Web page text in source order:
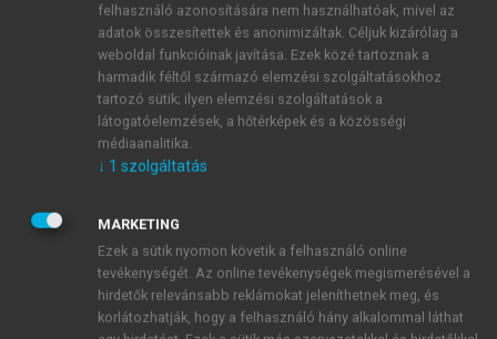
Az egyensúly a közgazdaságtan egyik legfontosabb
fogalma. Ennek bizonyítéka a mikro- és
makroökonómiai modellek hatalmas tárháza is. Még
ha ezt az állapotot nem is érjük el soha, mégis fontos
támpontot jelent a mindenkori gazdasági helyzet
értékeléséhez. A játékelméletben sincs ez másképpen.
egyensúlya stratégiák egy kitüntetett
kombinációja. Egyensúlyi helyzetben egyik játékos
sem érez késztetést arra, hogy döntését
megváltoztassa. Elképzelhető ugyan, hogy korábbi
döntésének felülbírálásával és módosításával akár
javítani is tudna helyzetén, de ez a többi játékos egy
felhasználó azonosítására nem használhatóak, mivel az
adatok összesítettek és anonimizáltak. Céljuk kizárólag a
weboldal funkcióinak javítása. Ezek közé tartoznak a
harmadik féltől származó elemzési szolgáltatásokhoz
tartozó sütik; ilyen elemzési szolgáltatások a
látogatóelemzések, a hőtérképek és a közösségi
médiaanalitika.
↓ 1 szolgáltatás
MARKETING
Ezek a sütik nyomon követik a felhasználó online
tevékenységét. Az online tevékenységek megismerésével a
hirdetők relevánsabb reklámokat jeleníthetnek meg, és
korlátozhatják, hogy a felhasználó hány alkalommal láthat